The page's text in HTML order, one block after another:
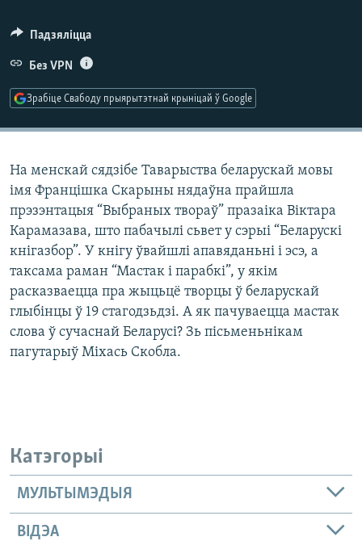
КАЛЯНДАР
НА ХВАЛЯХ СВАБОДЫ
Падзяліцца
Без VPN
Зрабіце Свабоду прыярытэтнай крыніцай ў Google
На менскай сядзібе Таварыства беларускай мовы
імя Францішка Скарыны нядаўна прайшла
прэзэнтацыя “Выбраных твораў” празаіка Віктара
Карамазава, што пабачылі сьвет у сэрыі “Беларускі
кнігазбор”. У кнігу ўвайшлі апавяданьні і эсэ, а
таксама раман “Мастак і парабкі”, у якім
расказваецца пра жыцьцё творцы ў беларускай
глыбінцы ў 19 стагодзьдзі. А як пачуваецца мастак
слова ў сучаснай Беларусі? Зь пісьменьнікам
пагутарыў Міхась Скобла.
Катэгорыі
МУЛЬТЫМЭДЫЯ
ВІДЭА